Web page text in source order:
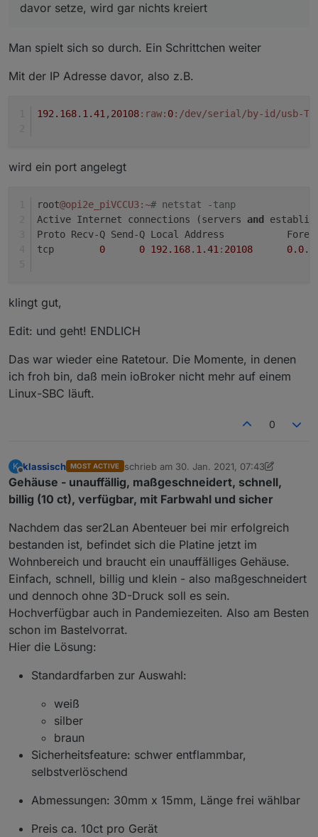
davor setze, wird gar nichts kreiert
Linux, always my pleasure
davor setze, wird gar nichts kreiert
Man spielt sich so durch. Ein Schrittchen weiter
Mit der IP Adresse davor, also z.B.
192.168. 1.41 , 20108:raw: 0:/dev/serial/by-id/usb-
wird ein port angelegt
root@opi2e_piVCCU3 :~# netstat -tanp
Active Internet connections (servers and
Proto Recv-Q Send-Q Local Address
tcp 0 0 192.168. 1.41 : 20108 0.0.
klingt gut,
Edit: und geht! ENDLICH
Das war wieder eine Ratetour. Die Momente, in denen
ich froh bin, daß mein ioBroker nicht mehr auf einem
Linux-SBC läuft.
0
K
Offline
klassisch MOST ACTIVE schrieb am 30. Jan. 2021, 07:43
zuletzt editiert von klassisch
Gehäuse - unauffällig, maßgeschneidert, schnell,
billig (10 ct), verfügbar, mit Farbwahl und sicher
Nachdem das ser2Lan Abenteuer bei mir erfolgreich
bestanden ist, befindet sich die Platine jetzt im
Wohnbereich und braucht ein unauffälliges Gehäuse.
Einfach, schnell, billig und klein - also maßgeschneidert
und dennoch ohne 3D-Druck soll es sein.
Hochverfügbar auch in Pandemiezeiten. Also am Besten
schon im Bastelvorrat.
Hier die Lösung:
Standardfarben zur Auswahl:
weiß
silber
braun
Sicherheitsfeature: schwer entflammbar,
selbstverlöschend
Abmessungen: 30mm x 15mm, Länge frei wählbar
Preis ca. 10ct pro Gerät